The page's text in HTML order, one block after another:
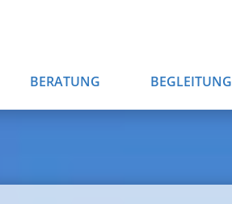
BERATUNG BEGLEITUNG